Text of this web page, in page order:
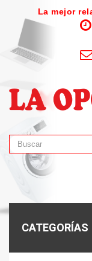
La mejor
CATEGORÍAS